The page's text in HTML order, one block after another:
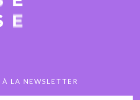
LA NEWSLETTER